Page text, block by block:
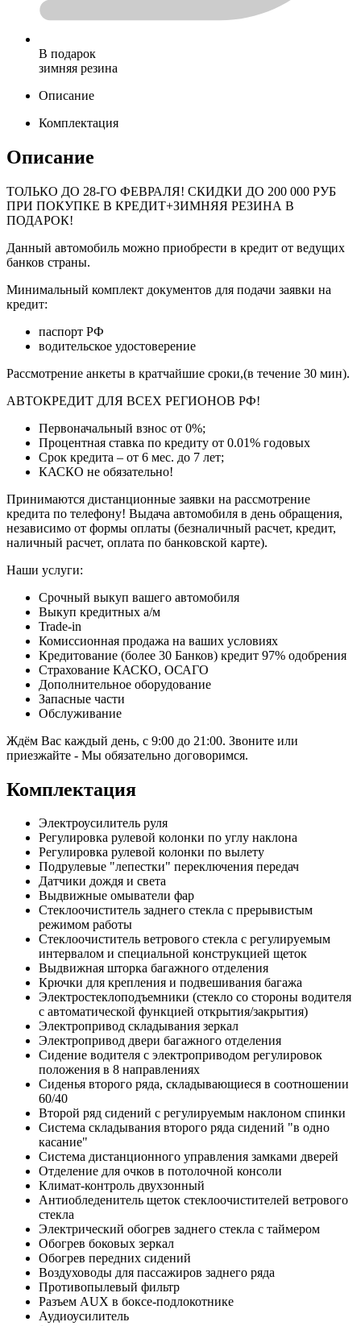
В подарок
зимняя резина
Описание
Комплектация
Описание
ТОЛЬКО ДО 28-ГО ФЕВРАЛЯ! СКИДКИ ДО 200 000 РУБ
ПРИ ПОКУПКЕ В КРЕДИТ+ЗИМНЯЯ РЕЗИНА В
ПОДАРОК!
Данный автомобиль можно приобрести в кредит от ведущих
банков страны.
Минимальный комплект документов для подачи заявки на
кредит:
паспорт РФ
водительское удостоверение
Рассмотрение анкеты в кратчайшие сроки,(в течение 30 мин).
АВТОКРЕДИТ ДЛЯ ВСЕХ РЕГИОНОВ РФ!
Первоначальный взнос от 0%;
Процентная ставка по кредиту от 0.01% годовых
Срок кредита – от 6 мес. до 7 лет;
КАСКО не обязательно!
Принимаются дистанционные заявки на рассмотрение
кредита по телефону! Выдача автомобиля в день обращения,
независимо от формы оплаты (безналичный расчет, кредит,
наличный расчет, оплата по банковской карте).
Наши услуги:
Срочный выкуп вашего автомобиля
Выкуп кредитных а/м
Trade-in
Комиссионная продажа на ваших условиях
Кредитование (более 30 Банков) кредит 97% одобрения
Страхование КАСКО, ОСАГО
Дополнительное оборудование
Запасные части
Обслуживание
Ждём Вас каждый день, с 9:00 до 21:00. Звоните или
приезжайте - Мы обязательно договоримся.
Комплектация
Электроусилитель руля
Регулировка рулевой колонки по углу наклона
Регулировка рулевой колонки по вылету
Подрулевые "лепестки" переключения передач
Датчики дождя и света
Выдвижные омыватели фар
Стеклоочиститель заднего стекла с прерывистым
режимом работы
Стеклоочиститель ветрового стекла с регулируемым
интервалом и специальной конструкцией щеток
Выдвижная шторка багажного отделения
Крючки для крепления и подвешивания багажа
Электростеклоподъемники (стекло со стороны водителя
с автоматической функцией открытия/закрытия)
Электропривод складывания зеркал
Электропривод двери багажного отделения
Сидение водителя с электроприводом регулировок
положения в 8 направлениях
Сиденья второго ряда, складывающиеся в соотношении
60/40
Второй ряд сидений с регулируемым наклоном спинки
Система складывания второго ряда сидений "в одно
касание"
Система дистанционного управления замками дверей
Отделение для очков в потолочной консоли
Климат-контроль двухзонный
Антиобледенитель щеток стеклоочистителей ветрового
стекла
Электрический обогрев заднего стекла с таймером
Обогрев боковых зеркал
Обогрев передних сидений
Воздуховоды для пассажиров заднего ряда
Противопылевый фильтр
Разъем AUX в боксе-подлокотнике
Аудиоусилитель